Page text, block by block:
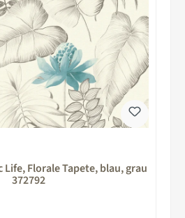
Life, Florale Tapete, blau, grau
372792